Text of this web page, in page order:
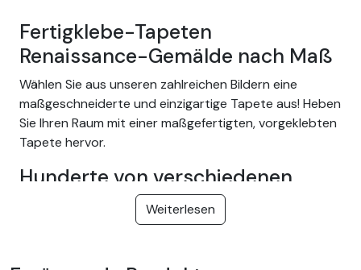
Fertigklebe-Tapeten
Renaissance-Gemälde nach Maß
Wählen Sie aus unseren zahlreichen Bildern eine
maßgeschneiderte und einzigartige Tapete aus! Heben
Sie Ihren Raum mit einer maßgefertigten, vorgeklebten
Tapete hervor.
Hunderte von verschiedenen
Wählen Sie aus unserer großen Auswahl an leicht
Weiterlesen